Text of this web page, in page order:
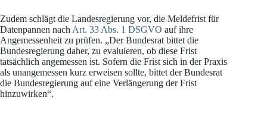
Zudem schlägt die Landesregierung vor, die Meldefrist für
Datenpannen nach Art. 33 Abs. 1 DSGVO auf ihre
Angemessenheit zu prüfen. „Der Bundesrat bittet die
Bundesregierung daher, zu evaluieren, ob diese Frist
tatsächlich angemessen ist. Sofern die Frist sich in der Praxis
als unangemessen kurz erweisen sollte, bittet der Bundesrat
die Bundesregierung auf eine Verlängerung der Frist
hinzuwirken“.